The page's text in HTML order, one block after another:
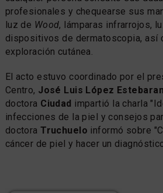
profesionales y chequearse sus
luz de Wood, lámparas infrarrojos,
dispositivos de dermatoscopia, así
exploración cutánea.
El acto estuvo coordinado por el
Centro, José Luis López
doctora Ciudad impartió la charla
infecciones de la piel y consejos
doctoraTruchuelo informó sobre
cáncer de piel y hacer un